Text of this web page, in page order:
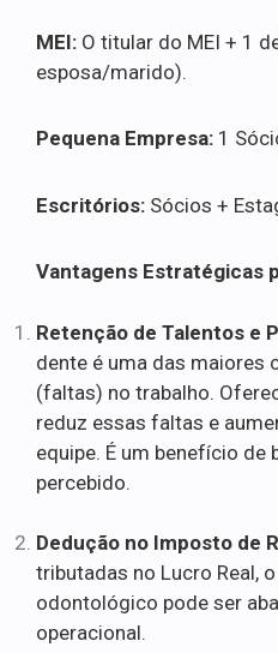
MEI: O titular do MEI + 1
esposa/marido).
Pequena Empresa: 1
Escritórios: Sócios +
Vantagens Estratégicas
Retenção de Talentos e
dente é uma das maiores
(faltas) no trabalho.
reduz essas faltas e
equipe. É um benefício de
percebido.
Dedução no Imposto de
tributadas no Lucro Real,
odontológico pode ser
operacional.